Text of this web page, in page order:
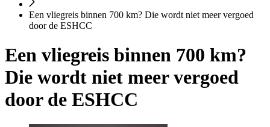
Een vliegreis binnen 700 km? Die wordt niet meer vergoed
door de ESHCC
Een vliegreis binnen 700 km?
Die wordt niet meer vergoed
door de ESHCC